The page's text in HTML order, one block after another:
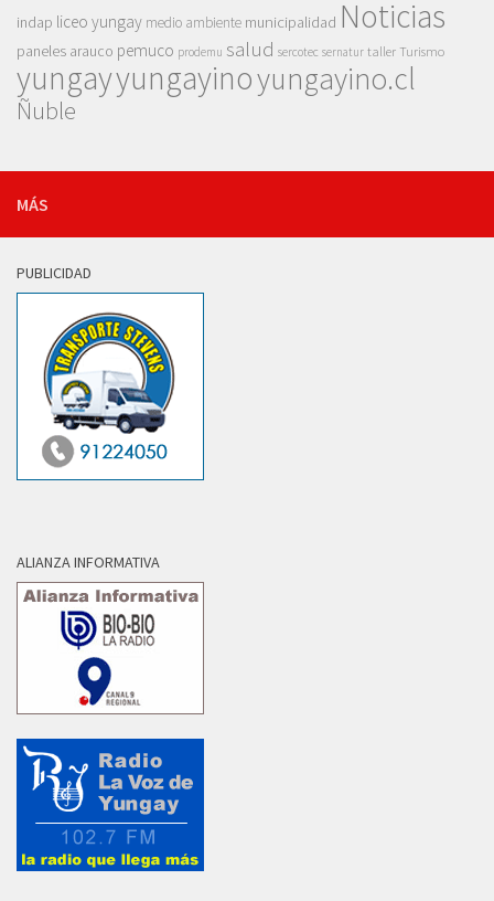
indap liceo yungay medio ambiente municipalidad Noticias
paneles arauco pemuco prodemu salud sercotec sernatur taller Turismo
yungayyungayinoyungayino.cl
Ñuble
MÁS
PUBLICIDAD
ALIANZA INFORMATIVA